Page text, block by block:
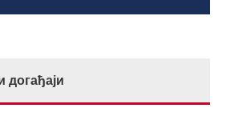
догађаји